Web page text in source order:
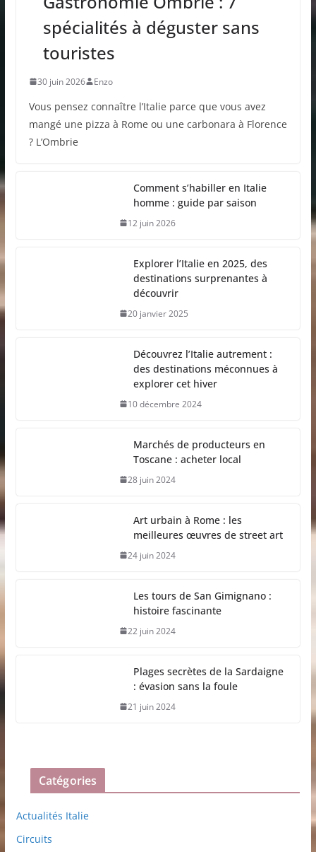
spécialités à déguster sans
touristes
30 juin 2026 Enzo
Vous pensez connaître l’Italie parce que vous avez
mangé une pizza à Rome ou une carbonara à Florence
? L’Ombrie
Comment s’habiller en Italie
homme : guide par saison
12 juin 2026
Explorer l’Italie en 2025, des
destinations surprenantes à
découvrir
20 janvier 2025
Découvrez l’Italie autrement :
des destinations méconnues à
explorer cet hiver
10 décembre 2024
Marchés de producteurs en
Toscane : acheter local
28 juin 2024
Art urbain à Rome : les
meilleures œuvres de street art
24 juin 2024
Les tours de San Gimignano :
histoire fascinante
22 juin 2024
Plages secrètes de la Sardaigne
: évasion sans la foule
21 juin 2024
Catégories
Actualités Italie
Circuits